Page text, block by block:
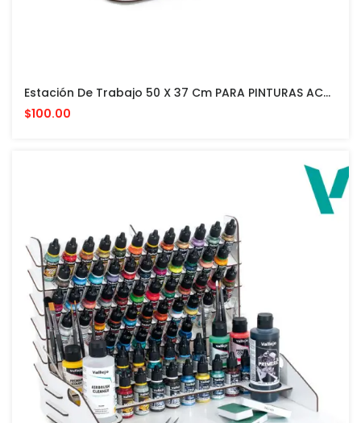
Estación De Trabajo 50 X 37 Cm PARA PINTURAS ACRILICAS VALLEJO Y ACCESORIOS
$100.00